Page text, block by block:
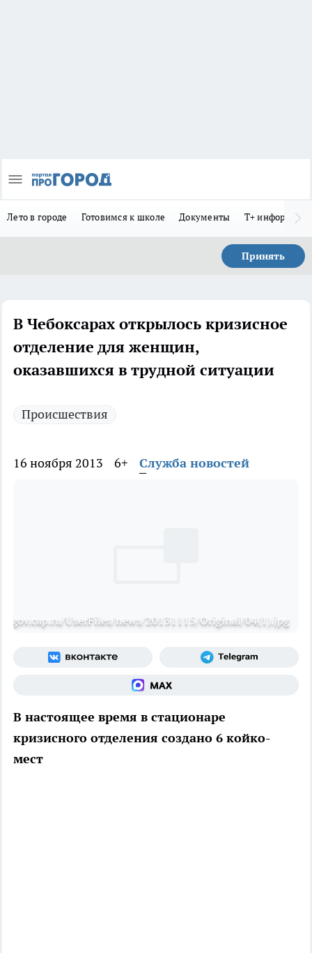
Лето в городе Готовимся к школе Документы Т+
Принять
В Чебоксарах открылось кризисное
отделение для женщин,
оказавшихся в трудной ситуации
Происшествия
16 ноября 2013 6+ Служба новостей
gov.cap.ru/UserFiles/news/20131115/Original/04(1).jpg
В настоящее время в стационаре
кризисного отделения создано 6 койко-
мест